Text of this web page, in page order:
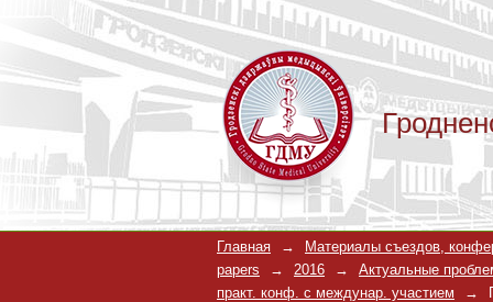
Определение
Определение
Главная →
Материалы съездов,
papers
→ 2016 →
Актуальные
практ. конф. с междунар. участием
→